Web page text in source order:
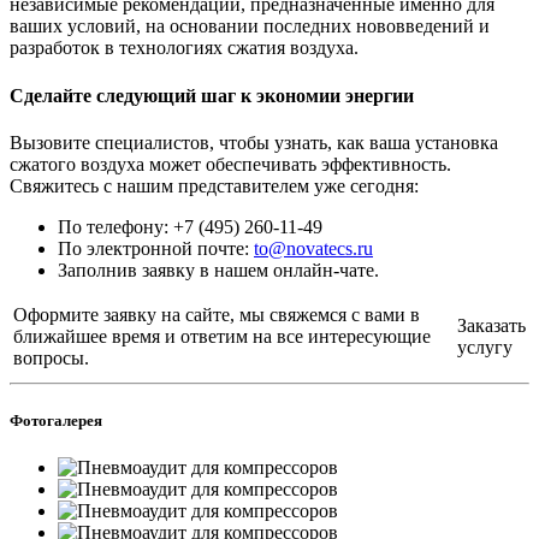
независимые рекомендации, предназначенные именно для
ваших условий, на основании последних нововведений и
разработок в технологиях сжатия воздуха.
Сделайте следующий шаг к экономии энергии
Вызовите специалистов, чтобы узнать, как ваша установка
сжатого воздуха может обеспечивать эффективность.
Свяжитесь с нашим представителем уже сегодня:
По телефону: +7 (495) 260-11-49
По электронной почте: to@novatecs.ru
Заполнив заявку в нашем онлайн-чате.
Оформите заявку на сайте, мы свяжемся с вами в
ближайшее время и ответим на все интересующие
вопросы.
Заказать
услугу
Фотогалерея